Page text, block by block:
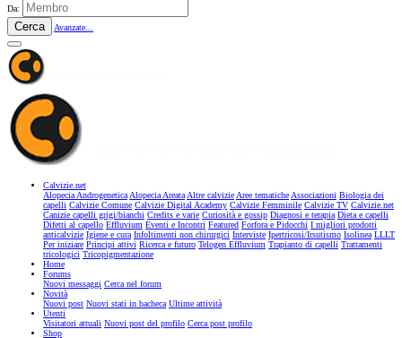
Da:
Cerca Avanzate...
Calvizie.net
Alopecia AndrogeneticaAlopecia AreataAltre calvizieAree tematicheAssociazioni Biologia dei
capelli Calvizie Comune Calvizie Digital Academy Calvizie Femminile Calvizie TV Calvizie.net
Canizie capelli grigi/bianchi Credits e varie Curiosità e gossip Diagnosi e terapia Dieta e capelli
Difetti al capello Effluvium Eventi e Incontri Featured Forfora e Pidocchi I migliori prodotti
anticalvizie Igiene e cura Infoltimenti non chirurgici Interviste Ipertricosi/Irsutismo Isolinea LLLT
Per iniziare Principi attivi Ricerca e futuro Telogen Effluvium Trapianto di capelli Trattamenti
tricologici Tricopigmentazione
Home
Forums
Nuovi messaggi Cerca nel forum
Novità
Nuovi post Nuovi stati in bacheca Ultime attività
Utenti
Visitatori attuali Nuovi post del profilo Cerca post profilo
Shop